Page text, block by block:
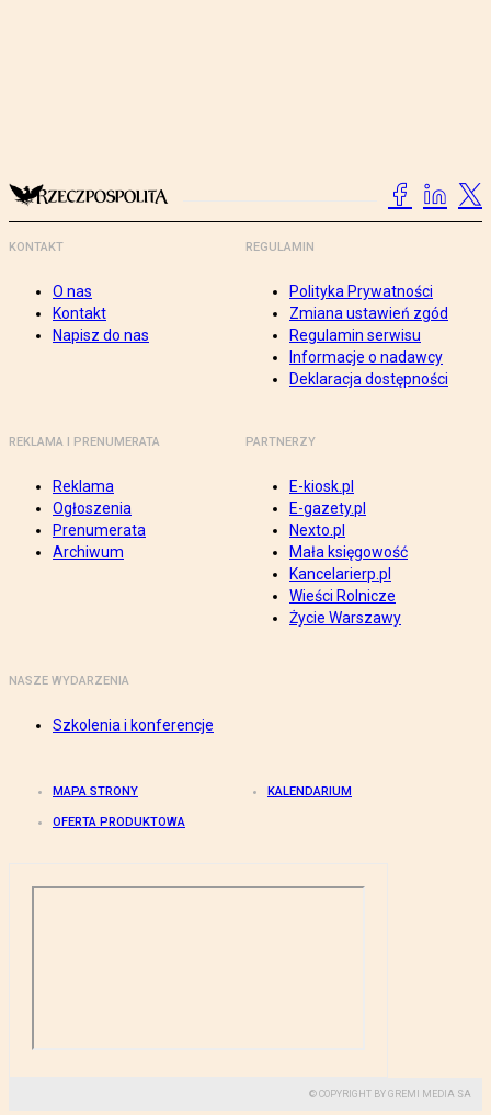
KONTAKT
O nas
Kontakt
Napisz do nas
REGULAMIN
Polityka Prywatności
Zmiana ustawień zgód
Regulamin serwisu
Informacje o nadawcy
Deklaracja dostępności
REKLAMA I PRENUMERATA
Reklama
Ogłoszenia
Prenumerata
Archiwum
PARTNERZY
E-kiosk.pl
E-gazety.pl
Nexto.pl
Mała księgowość
Kancelarierp.pl
Wieści Rolnicze
Życie Warszawy
NASZE WYDARZENIA
Szkolenia i konferencje
MAPA STRONY KALENDARIUM
OFERTA PRODUKTOWA
© COPYRIGHT BY GREMI MEDIA SA